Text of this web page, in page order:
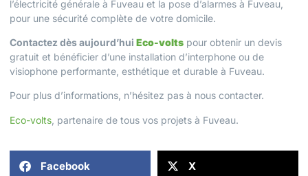
l’électricité générale à Fuveau et la pose d’alarmes à Fuveau
pour une sécurité complète de votre domicile.
Contactez dès aujourd’hui Eco-volts pour obtenir un devis
gratuit et bénéficier d’une installation d’interphone ou de
visiophone performante, esthétique et durable à Fuveau.
Pour plus d’informations, n’hésitez pas à nous contacter.
Eco-volts , partenaire de tous vos projets à Fuveau.
Facebook X